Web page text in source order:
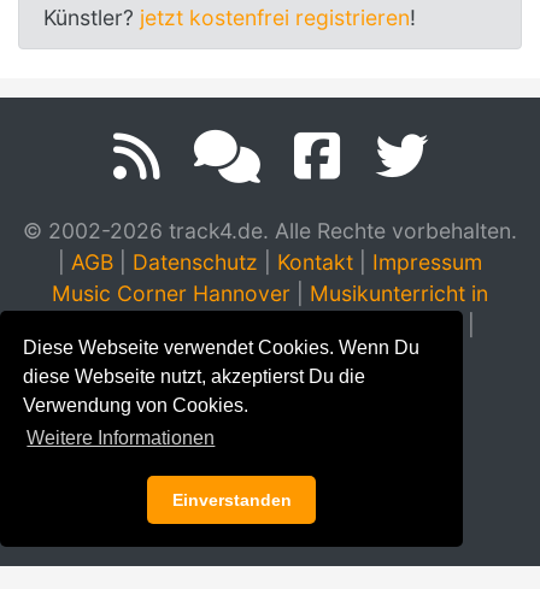
Diese Webseite verwendet Cookies. Wenn Du
diese Webseite nutzt, akzeptierst Du die
Verwendung von Cookies.
Weitere Informationen
Einverstanden
Künstler? jetzt kostenfrei registrieren!
© 2002-2026 track4.de. Alle Rechte vorbehalten.
AGB Datenschutz Kontakt
Impressum
Music Corner Hannover
Musikunterricht in
Klavierhaus Stampe & Schendzielorz